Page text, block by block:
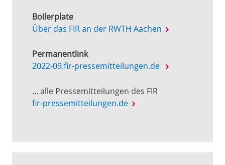
Boilerplate
Über das FIR an der RWTH Aachen
Permanentlink
2022-09.fir-pressemitteilungen.de
... alle Pressemitteilungen des FIR
fir-pressemitteilungen.de